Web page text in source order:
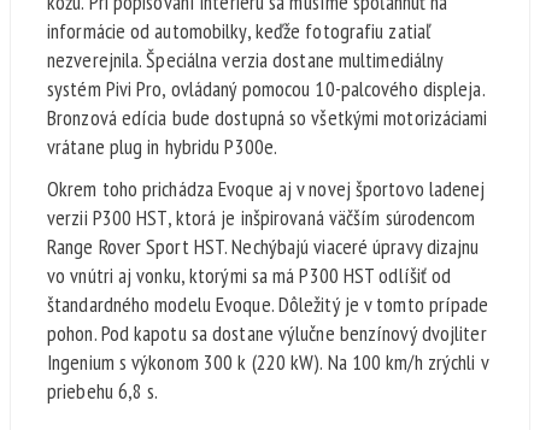
informácie od automobilky, keďže fotografiu zatiaľ
nezverejnila. Špeciálna verzia dostane multimediálny
systém Pivi Pro, ovládaný pomocou 10-palcového displeja.
Bronzová edícia bude dostupná so všetkými motorizáciami
vrátane plug in hybridu P300e.
Okrem toho prichádza Evoque aj v novej športovo ladenej
verzii P300 HST, ktorá je inšpirovaná väčším súrodencom
Range Rover Sport HST. Nechýbajú viaceré úpravy dizajnu
vo vnútri aj vonku, ktorými sa má P300 HST odlíšiť od
štandardného modelu Evoque. Dôležitý je v tomto prípade
pohon. Pod kapotu sa dostane výlučne benzínový dvojliter
Ingenium s výkonom 300 k (220 kW). Na 100 km/h zrýchli v
priebehu 6,8 s.